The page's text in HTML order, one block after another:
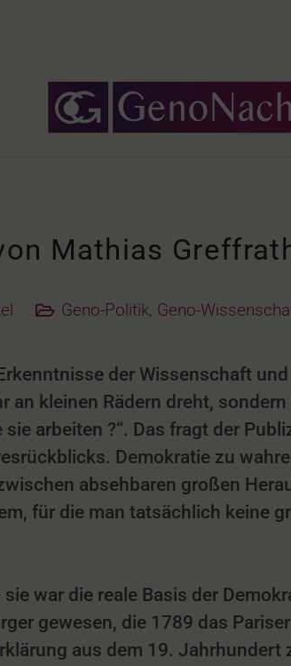
Mathias
Geno-Politik, Geno-
der Wissenschaft
an kleinen Rädern dreht,
arbeiten ?“. Das fragt der
Demokratie zu
absehbaren großen
für die man tatsächlich keine
war die reale Basis der
gewesen, die 1789 das
aus dem 19.